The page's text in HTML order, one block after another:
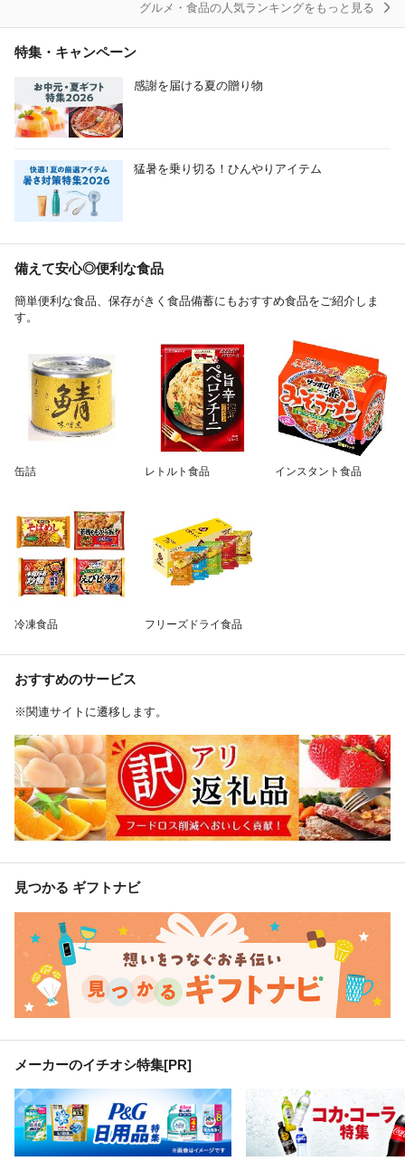
グルメ・食品の人気ランキングをもっと見る
特集・キャンペーン
感謝を届ける夏の贈り物
猛暑を乗り切る！ひんやりアイテム
備えて安心◎便利な食品
簡単便利な食品、保存がきく食品備蓄にもおすすめ食品をご紹介しま
す。
缶詰 レトルト食品 インスタント食品
冷凍食品 フリーズドライ食品
おすすめのサービス
※関連サイトに遷移します。
見つかる ギフトナビ
メーカーのイチオシ特集[PR]